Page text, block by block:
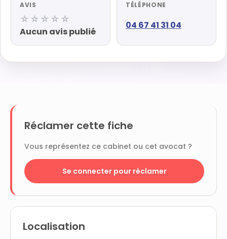
AVIS
☆☆☆☆☆
Aucun avis publié
TÉLÉPHONE
04 67 41 31 04
Réclamer cette fiche
Vous représentez ce cabinet ou cet avocat ?
Se connecter pour réclamer
Localisation